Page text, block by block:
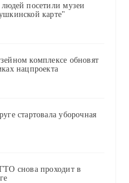
посетили музеи
карте"
комплексе обновят
нацпроекта
стартовала уборочная
снова проходит в